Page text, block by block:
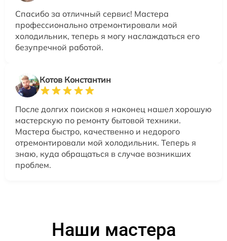
Спасибо за отличный сервис! Мастера
профессионально отремонтировали мой
холодильник, теперь я могу наслаждаться его
безупречной работой.
Котов Константин
После долгих поисков я наконец нашел хорошую
мастерскую по ремонту бытовой техники.
Мастера быстро, качественно и недорого
отремонтировали мой холодильник. Теперь я
знаю, куда обращаться в случае возникших
проблем.
Наши мастера